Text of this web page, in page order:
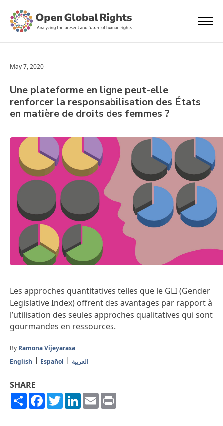
May 7, 2020
Une plateforme en ligne peut-elle
renforcer la responsabilisation des États
en matière de droits des femmes ?
Les approches quantitatives telles que le GLI (Gender
Legislative Index) offrent des avantages par rapport à
l’utilisation des seules approches qualitatives qui sont
gourmandes en ressources.
By Ramona Vijeyarasa
English
Español العربية
SHARE
ShareFacebook
TwitterLinkedIn
Email